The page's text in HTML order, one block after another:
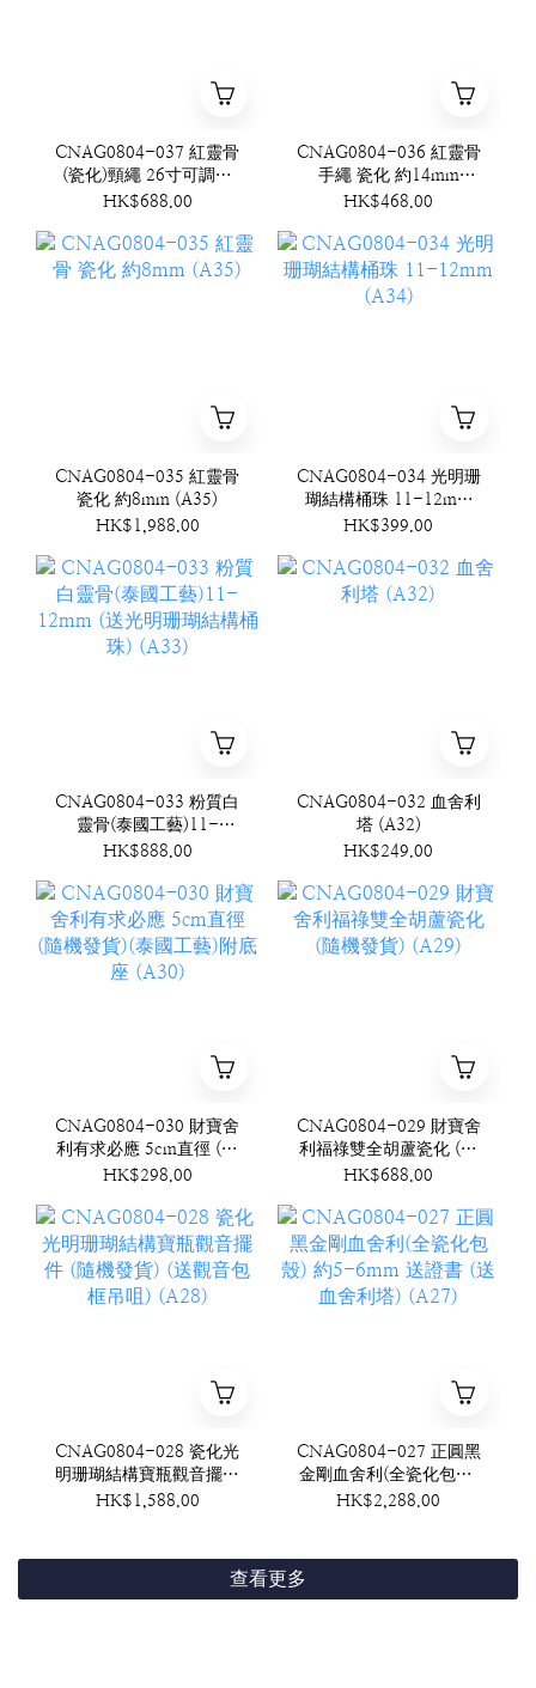
CNAG0804-037 紅靈骨
(瓷化)頸繩 26寸可調節
(A37)
HK$688.00
CNAG0804-036 紅靈骨
手繩 瓷化 約14mm
(A36)
HK$468.00
CNAG0804-035 紅靈骨
瓷化 約8mm (A35)
HK$1,988.00
CNAG0804-034 光明珊
瑚結構桶珠 11-12mm
(A34)
HK$399.00
CNAG0804-033 粉質白
靈骨(泰國工藝)11-
12mm (送光明珊瑚結構
HK$888.00
CNAG0804-032 血舍利
塔 (A32)
HK$249.00
CNAG0804-030 財寶舍
利有求必應 5cm直徑 (隨
機發貨)(泰國工藝)附底座
HK$298.00
CNAG0804-029 財寶舍
利福祿雙全胡蘆瓷化 (隨
機發貨) (A29)
HK$688.00
CNAG0804-028 瓷化光
明珊瑚結構寶瓶觀音擺件
(隨機發貨) (送觀音包框
HK$1,588.00
CNAG0804-027 正圓黑
金剛血舍利(全瓷化包殼)
約5-6mm 送證書 (送血
HK$2,288.00
查看更多